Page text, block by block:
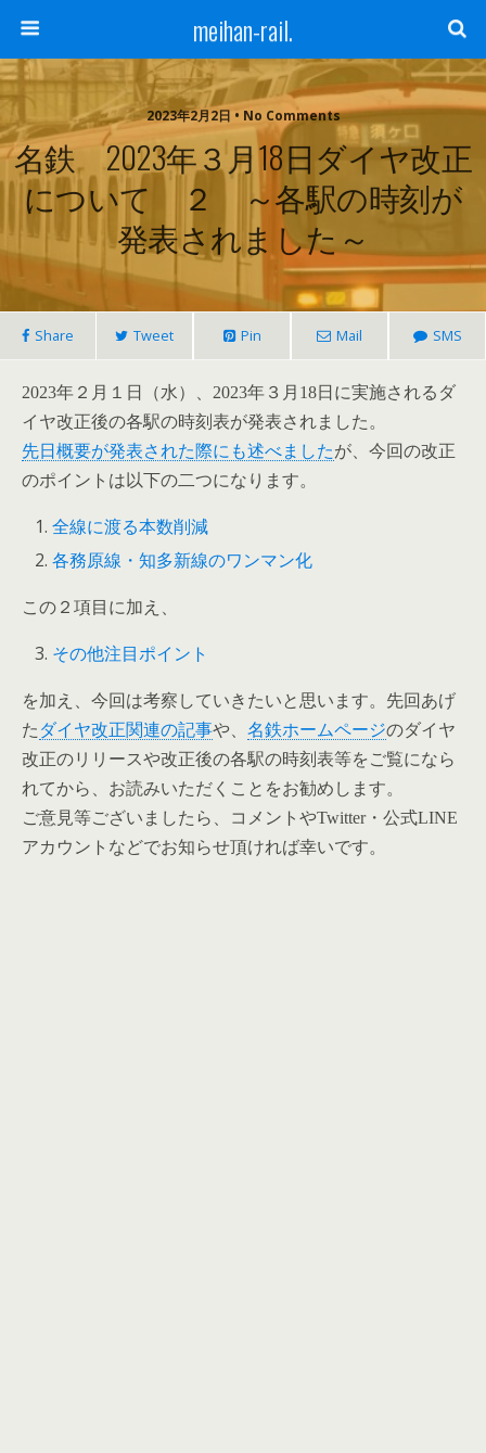
meihan-rail.
2023年2月2日 • No Comments
名鉄 2023年３月18日ダイヤ改正
について ２ ～各駅の時刻が
発表されました～
Share Tweet Pin Mail SMS
2023年２月１日（水）、2023年３月18日に実施されるダ
イヤ改正後の各駅の時刻表が発表されました。
先日概要が発表された際にも述べましたが、今回の改正
のポイントは以下の二つになります。
全線に渡る本数削減
各務原線・知多新線のワンマン化
この２項目に加え、
その他注目ポイント
を加え、今回は考察していきたいと思います。先回あげ
た ダイヤ改正関連の記事や、 名鉄ホームページのダイヤ
改正のリリースや改正後の各駅の時刻表等をご覧になら
れてから、お読みいただくことをお勧めします。
ご意見等ございましたら、コメントやTwitter・公式LINE
アカウントなどでお知らせ頂ければ幸いです。